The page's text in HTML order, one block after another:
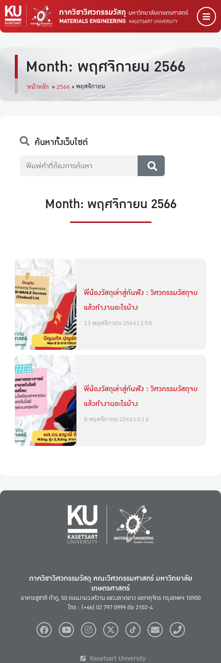
Month: พฤศจิกายน 2566
หน้าหลัก » 2566 »พฤศจิกายน
Month: พฤศจิกายน 2566
ค้นหาทั้งเว็บไซต์
พี่น้องวัสดุเล่าสู่กันฟัง : วิศวกรรมวัสดุจบ
แล้วทำงานอะไรบ้าง
13 พฤศจิกายน 256612:58
พี่น้องวัสดุเล่าสู่กันฟัง : วิศวกรรมวัสดุจบ
แล้วทำงานอะไรบ้าง
8 พฤศจิกายน 256610:14
ภาควิชาวิศวกรรมวัสดุ คณะวิศวกรรมศาสตร์ มหาวิทยาลัย
เกษตรศาสตร์
อาคารชูชาติ กำภู, 50 ถนนงามวงศ์วาน แขวงลาดยาว เขตจตุจักร กรุงเทพฯ 10900
โทร : (+66) 02 797 0999 ต่อ 2102-4
Kasetsart University